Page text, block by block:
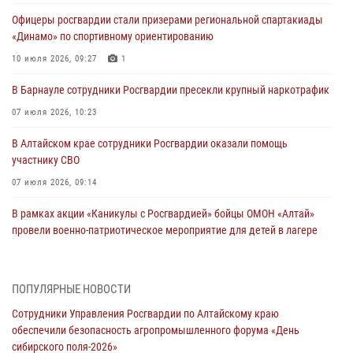
Офицеры росгвардии стали призерами региональной спартакиады
«Динамо» по спортивному ориентированию
10 июля 2026, 09:27 1
В Барнауле сотрудники Росгвардии пресекли крупный наркотрафик
07 июля 2026, 10:23
В Алтайском крае сотрудники Росгвардии оказали помощь
участнику СВО
07 июля 2026, 09:14
В рамках акции «Каникулы с Росгвардией» бойцы ОМОН «Алтай»
провели военно-патриотическое мероприятие для детей в лагере
акции «Коробка храбрости»
ПОПУЛЯРНЫЕ НОВОСТИ
Сотрудники Управления Росгвардии по Алтайскому краю
обеспечили безопасность агропромышленного форума «День
сибирского поля-2026»